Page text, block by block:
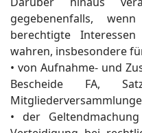
gegebenenfalls,
berechtigte
wahren, insbesondere
• von Aufnahme- und
Bescheide FA,
• der